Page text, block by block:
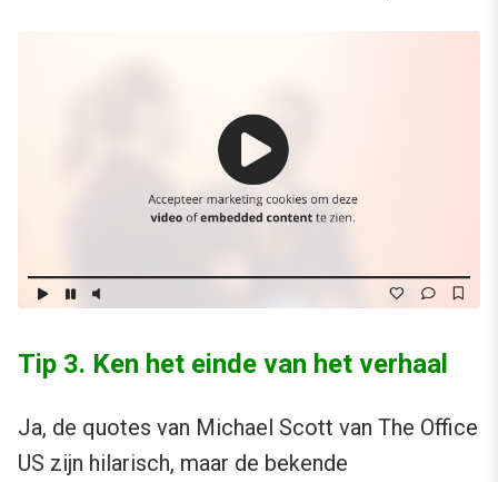
Tip 3. Ken het einde van het verhaal
Ja, de quotes van Michael Scott van The Office
US zijn hilarisch, maar de bekende